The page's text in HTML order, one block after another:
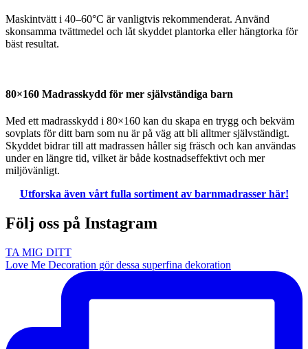
Maskintvätt i 40–60°C är vanligtvis rekommenderat. Använd
skonsamma tvättmedel och låt skyddet plantorka eller hängtorka för
bäst resultat.
80×160 Madrasskydd för mer självständiga barn
Med ett madrasskydd i 80×160 kan du skapa en trygg och bekväm
sovplats för ditt barn som nu är på väg att bli alltmer självständigt.
Skyddet bidrar till att madrassen håller sig fräsch och kan användas
under en längre tid, vilket är både kostnadseffektivt och mer
miljövänligt.
Utforska även vårt fulla sortiment av barnmadrasser här!
Följ oss på Instagram
TA MIG DITT
Love Me Decoration gör dessa superfina dekoration